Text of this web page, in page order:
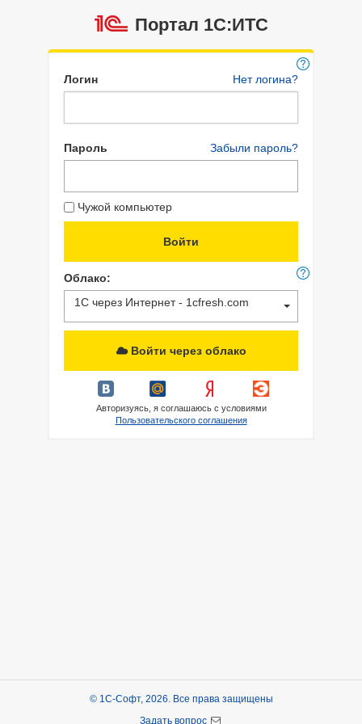
Портал 1C:ИТС
Логин Нет логина?
Пароль Забыли пароль?
Чужой компьютер
Облако:
1С через Интернет - 1cfresh.com
Войти через облако
Авторизуясь, я соглашаюсь с условиями
Пользовательского соглашения
© 1С-Софт, 2026. Все права защищены
Задать вопрос